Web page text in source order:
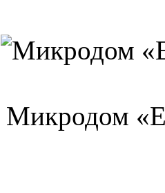
Микродом